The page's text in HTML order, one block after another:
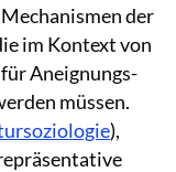
der
im Kontext von
Aneignungs-
müssen.
),